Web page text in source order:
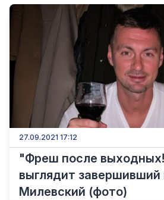
27.09.2021 17:12
"Фреш после
выглядит завершивший
Милевский (фото)